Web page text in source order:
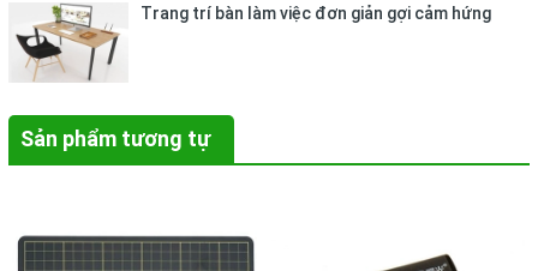
Trang trí bàn làm việc đơn giản gợi cảm hứng
Sản phẩm tương tự